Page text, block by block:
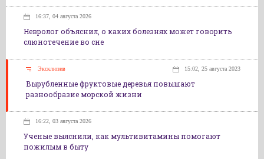
16:37, 04 августа 2026
Невролог объяснил, о каких болезнях может говорить
слюнотечение во сне
Эксклюзив 15:02, 25 августа 2023
Вырубленные фруктовые деревья повышают
разнообразие морской жизни
16:22, 03 августа 2026
Ученые выяснили, как мультивитамины помогают
пожилым в быту